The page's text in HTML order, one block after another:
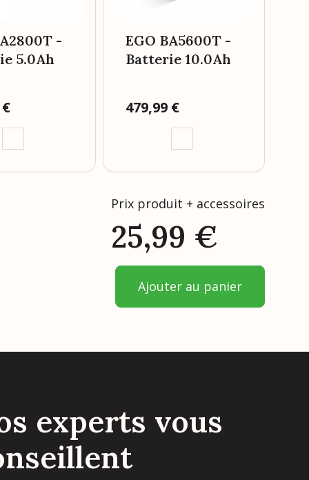
-
5.0Ah
EGO BA5600T -
Batterie 10.0Ah
Prix
479,99 €
Prix produit + accessoires
25,99 €
Ajouter au panier
experts vous